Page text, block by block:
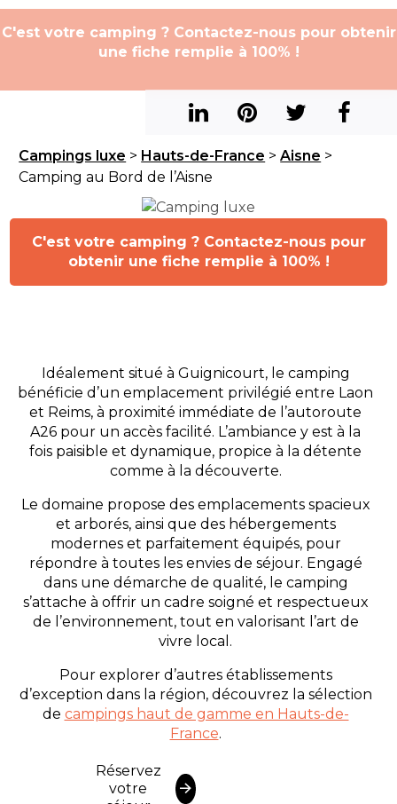
C'est votre camping ? Contactez-nous pour obtenir
une fiche remplie à 100% !
Campings luxe > Hauts-de-France >Aisne >
Camping au Bord de l’Aisne
Idéalement situé à Guignicourt, le camping
bénéficie d’un emplacement privilégié entre Laon
et Reims, à proximité immédiate de l’autoroute
A26 pour un accès facilité. L’ambiance y est à la
fois paisible et dynamique, propice à la détente
comme à la découverte.
Le domaine propose des emplacements spacieux
et arborés, ainsi que des hébergements
modernes et parfaitement équipés, pour
répondre à toutes les envies de séjour. Engagé
dans une démarche de qualité, le camping
s’attache à offrir un cadre soigné et respectueux
de l’environnement, tout en valorisant l’art de
vivre local.
Pour explorer d’autres établissements
d’exception dans la région, découvrez la sélection
de campings haut de gamme en Hauts-de-
France.
Réservez
votre
C'est votre camping ? Contactez-nous pour
obtenir une fiche remplie à 100% !